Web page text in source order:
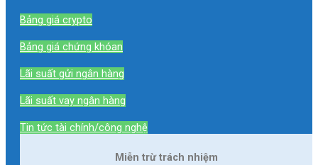
Bảng giá crypto
Bảng giá chứng khóan
Lãi suất gửi ngân hàng
Lãi suất vay ngân hàng
Tin tức tài chính/công nghệ
Miễn trừ trách nhiệm